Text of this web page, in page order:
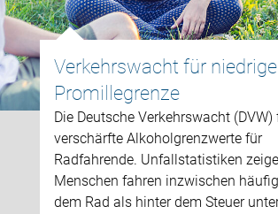
Verkehrswacht für
Promillegrenze
Die Deutsche Verkehrswacht (DVW)
verschärfte Alkoholgrenzwerte für
Radfahrende. Unfallstatistiken
Menschen fahren inzwischen
dem Rad als hinter dem Steuer